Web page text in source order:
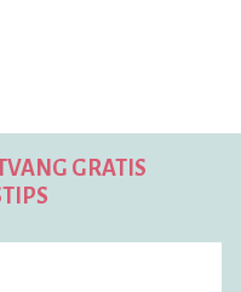
GRATIS